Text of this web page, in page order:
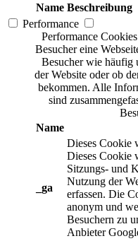
Name Beschreibung
Performance
Performance
Besucher eine
Besucher wie häufig
der Website oder ob
bekommen. Alle
sind
Name
_ga
Dieses Cookie
Dieses Cookie
Sitzungs- und
Nutzung der
erfassen. Die
anonym und
Besuchern zu
Anbieter